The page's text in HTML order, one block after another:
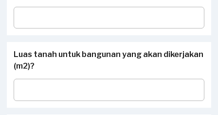
Luas tanah untuk bangunan yang akan dikerjakan
(m2)?